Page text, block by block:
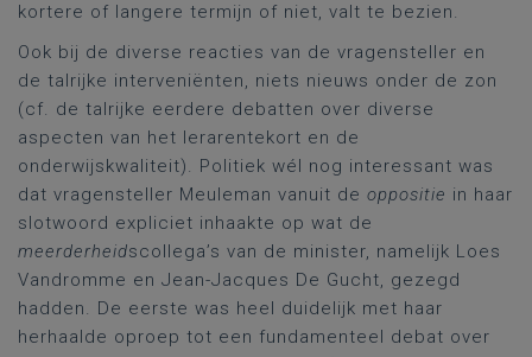
kortere of langere termijn of niet, valt te bezien.
Ook bij de diverse reacties van de vragensteller en
de talrijke interveniënten, niets nieuws onder de zon
(cf. de talrijke eerdere debatten over diverse
aspecten van het lerarentekort en de
onderwijskwaliteit). Politiek wél nog interessant was
dat vragensteller Meuleman vanuit de oppositie in haar
slotwoord expliciet inhaakte op wat de
meerderheidscollega’s van de minister, namelijk Loes
Vandromme en Jean-Jacques De Gucht, gezegd
hadden. De eerste was heel duidelijk met haar
herhaalde oproep tot een fundamenteel debat over